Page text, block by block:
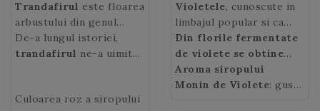
Trandafirul este floarea
arbustului din genul
Rosa, familia Rosaceae,
supranumita si „regina
sau. Cultivat inca dinainte
De-a lungul istoriei,
trandafirul ne-a uimit
parfumul lui, ne-a
Culoarea roz a siropului
Violetele, cunoscute in
limbajul popular si ca
Toporasi, Tamaioare sau
Micsunele, sunt flori din
familia Violaceae cu un
parfum exceptional si
Din florile fermentate
de violete se obtine
siropul.Cu acest
deliciossirop de
Aroma siropului
Monin de Violete: gust